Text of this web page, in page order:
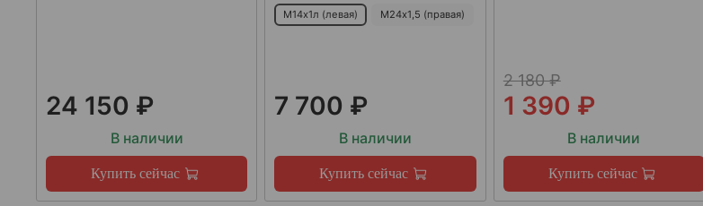
24 150 ₽
В наличии
Купить сейчас
М14х1л (левая) М24х1,5 (правая)
7 700 ₽
В наличии
Купить сейчас
2 180 ₽
1 390 ₽
В наличии
Купить сейчас